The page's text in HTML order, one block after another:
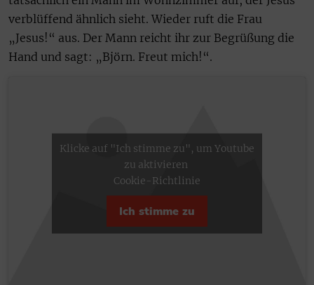
verblüffend ähnlich sieht. Wieder ruft die Frau
„Jesus!“ aus. Der Mann reicht ihr zur Begrüßung die
Hand und sagt: „Björn. Freut mich!“.
Klicke auf "Ich stimme zu", um Youtube
zu aktivieren
Cookie-Richtlinie
Ich stimme zu